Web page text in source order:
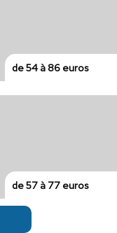
de 54 à 86 euros
de 57 à 77 euros